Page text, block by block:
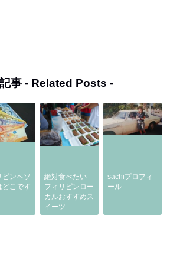
事 - Related Posts -
ピンペソ
どこです
絶対食べたい
フィリピンロー
カルおすすめス
イーツ
sachiプロフィ
ール